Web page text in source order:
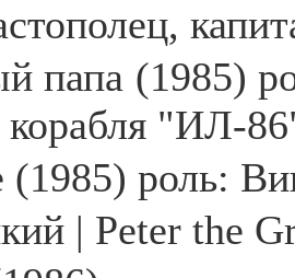
папа (1985)
корабля "ИЛ-
(1985) роль:
| Peter the